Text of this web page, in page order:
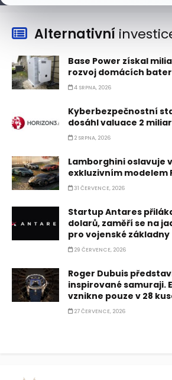
Alternativní
Base Power získal
rozvoj domácích
4 SRPNA, 2026
Kyberbezpečnostní
dosáhl valuace 2
2 SRPNA, 2026
Lamborghini oslavuje
exkluzivním modelem
31 ČERVENCE, 2026
Startup Antares
dolarů, zaměří se na
pro vojenské základny
29 ČERVENCE, 2026
Roger Dubuis
inspirované samuraji.
vznikne pouze v 28
27 ČERVENCE, 2026